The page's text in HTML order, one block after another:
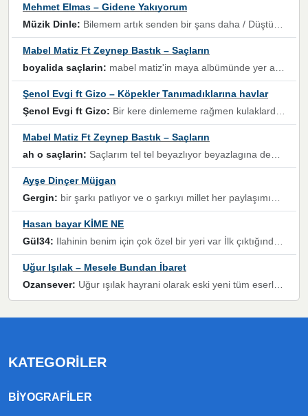
Mehmet Elmas – Gidene Yakıyorum
Müzik Dinle: Bilemem artık senden bir şans daha / Düştüğün zaman ben olmayacağım yanında” dizeleri, artık geçmişin tekrarına izin verilmeyeceğini, kişisel sınırların çizildiğini gösteriyor.
Mabel Matiz Ft Zeynep Bastık – Saçların
boyalida saçlarin: mabel matiz'in maya albümünde yer alan güzellerden. parça da şarkı hani! müzikal altyapısına vurulduğum, sözlerinde kaybolduğum bir parça olmuş.
Şenol Evgi ft Gizo – Köpekler Tanımadıklarına havlar
Şenol Evgi ft Gizo: Bir kere dinlememe rağmen kulaklardan gitmiyor sen sen sen sen kurban ol sen sen sen sen hayran ol yükses ses müzik dinleme sebebisiniz canlar bomba gibi patladınız maşallah
Mabel Matiz Ft Zeynep Bastık – Saçların
ah o saçlarin: Saçlarım tel tel beyazlıyor beyazlagına degil yanımda sen yoksun ona üzülüyorum günler bir bir geçiyor geçen günlere değil sensiz geçen günlere darılıyorum,Dinledikce asla kavusamayacagim ama asla unutamicagim sevdiğim adam için yanar içim
Ayşe Dinçer Müjgan
Gergin: bir şarkı patlıyor ve o şarkıyı millet her paylaşımın altına koyuyor ve öyle bir durum hal alıyor ki şarkıyı dinlemeden şarkıdan bikıyorsun Ama bu enteresan bir şekilde dillere dolanıyor millet olarak seviyoruz dertlerle boğuşurken bir yandan da göbek atmayi))) diyeceklerim bu kadar güzel hoş bir sayfa emeğinize sağlık arkadaşlar kolay gelsin
Hasan bayar KİME NE
Gül34: Ilahinin benim için çok özel bir yeri var İlk çıktığında komşum ne kadar yüksek sesle dinliyorsa orada duymuştum ve YouTube'dan aratıp Bu ilahiyi bulmuştum ve sonra müdavimi oldum günlük Ben de 3-5 kere dinleyip ezberleyip artık ilahiye bende eşlik ediyorum yüksek sesle Allah razı olsun hizmet nimettir Rabbim sizin zahmetlerinize de hayırlı nimetler versin Selam ve dua ile Allah'a emanet olun
Uğur Işılak – Mesele Bundan İbaret
Ozansever: Uğur ışılak hayrani olarak eski yeni tüm eserlerini keyifle huzurla dinleyenlerden birisiyim, emeğine saygı duyan gönül veren bunu en güzel şekilde sevenlerine ulaştıran siz değerli sayfa yöneticilerine de teşekkür ederim
KATEGORILER
BIYOGRAFILER